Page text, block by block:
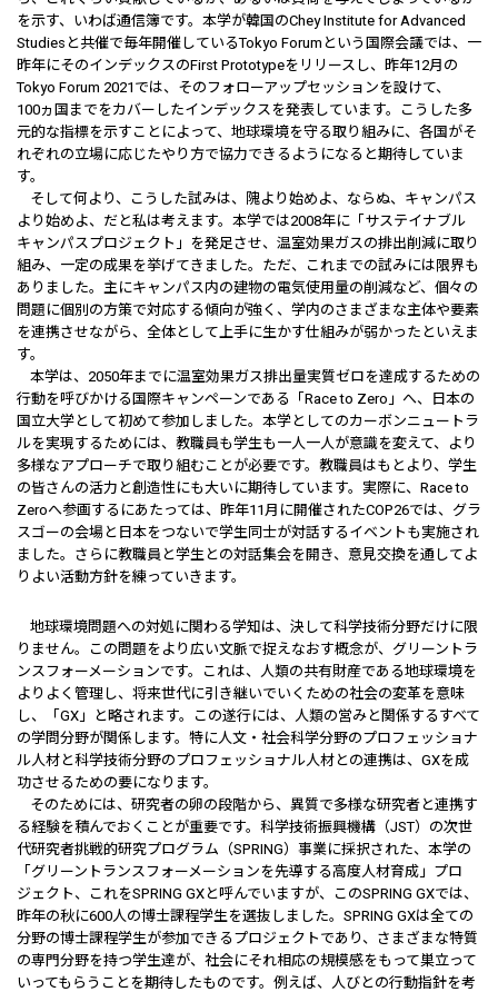
を示す、いわば通信簿です。本学が韓国のChey Institute for Advanced
Studiesと共催で毎年開催しているTokyo Forumという国際会議では、一
昨年にそのインデックスのFirst Prototypeをリリースし、昨年12月の
Tokyo Forum 2021では、そのフォローアップセッションを設けて、
100ヵ国までをカバーしたインデックスを発表しています。こうした多
元的な指標を示すことによって、地球環境を守る取り組みに、各国がそ
れぞれの立場に応じたやり方で協力できるようになると期待していま
す。
そして何より、こうした試みは、隗より始めよ、ならぬ、キャンパス
より始めよ、だと私は考えます。本学では2008年に「サステイナブル
キャンパスプロジェクト」を発足させ、温室効果ガスの排出削減に取り
組み、一定の成果を挙げてきました。ただ、これまでの試みには限界も
ありました。主にキャンパス内の建物の電気使用量の削減など、個々の
問題に個別の方策で対応する傾向が強く、学内のさまざまな主体や要素
を連携させながら、全体として上手に生かす仕組みが弱かったといえま
す。
本学は、2050年までに温室効果ガス排出量実質ゼロを達成するための
行動を呼びかける国際キャンペーンである「Race to Zero」へ、日本の
国立大学として初めて参加しました。本学としてのカーボンニュートラ
ルを実現するためには、教職員も学生も一人一人が意識を変えて、より
多様なアプローチで取り組むことが必要です。教職員はもとより、学生
の皆さんの活力と創造性にも大いに期待しています。実際に、Race to
Zeroへ参画するにあたっては、昨年11月に開催されたCOP26では、グラ
スゴーの会場と日本をつないで学生同士が対話するイベントも実施され
ました。さらに教職員と学生との対話集会を開き、意見交換を通してよ
りよい活動方針を練っていきます。
地球環境問題への対処に関わる学知は、決して科学技術分野だけに限
りません。この問題をより広い文脈で捉えなおす概念が、グリーントラ
ンスフォーメーションです。これは、人類の共有財産である地球環境を
よりよく管理し、将来世代に引き継いでいくための社会の変革を意味
し、「GX」と略されます。この遂行には、人類の営みと関係するすべて
の学問分野が関係します。特に人文・社会科学分野のプロフェッショナ
ル人材と科学技術分野のプロフェッショナル人材との連携は、GXを成
功させるための要になります。
そのためには、研究者の卵の段階から、異質で多様な研究者と連携す
る経験を積んでおくことが重要です。科学技術振興機構（JST）の次世
代研究者挑戦的研究プログラム（SPRING）事業に採択された、本学の
「グリーントランスフォーメーションを先導する高度人材育成」プロ
ジェクト、これをSPRING GXと呼んでいますが、このSPRING GXでは、
昨年の秋に600人の博士課程学生を選抜しました。SPRING GXは全ての
分野の博士課程学生が参加できるプロジェクトであり、さまざまな特質
の専門分野を持つ学生達が、社会にそれ相応の規模感をもって巣立って
いってもらうことを期待したものです。例えば、人びとの行動指針を考